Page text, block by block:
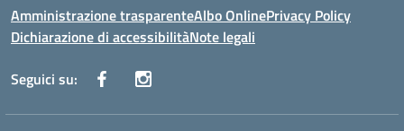
Amministrazione trasparenteAlbo OnlinePrivacy Policy
Dichiarazione di accessibilitàNote legali
Seguici su: